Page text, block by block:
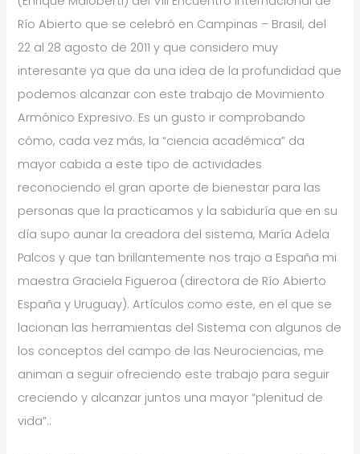
Río Abierto que se celebró en Campinas – Brasil, del
22 al 28 agosto de 2011 y que considero muy
interesante ya que da una idea de la profundidad que
podemos alcanzar con este trabajo de Movimiento
Armónico Expresivo. Es un gusto ir comprobando
cómo, cada vez más, la “ciencia académica” da
mayor cabida a este tipo de actividades
reconociendo el gran aporte de bienestar para las
personas que la practicamos y la sabiduría que en su
día supo aunar la creadora del sistema, María Adela
Palcos y que tan brillantemente nos trajo a España mi
maestra Graciela Figueroa (directora de Río Abierto
España y Uruguay). Artículos como este, en el que se
lacionan las herramientas del Sistema con algunos de
los conceptos del campo de las Neurociencias, me
animan a seguir ofreciendo este trabajo para seguir
creciendo y alcanzar juntos una mayor “plenitud de
vida”.: